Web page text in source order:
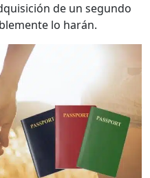
de un segundo
lo harán.